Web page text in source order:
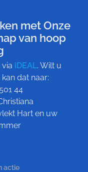
met Onze
van hoop
via iDEAL. Wilt u
dat naar:
44
Hart en uw
actie